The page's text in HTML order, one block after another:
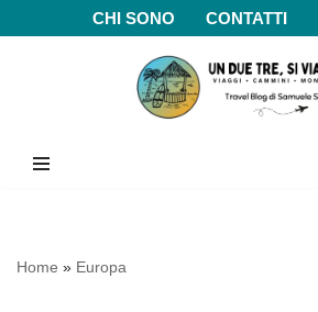
CHI SONO CONTATTI
Home » Europa